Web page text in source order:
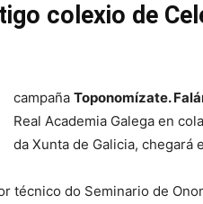
colexio de
campaña Toponomízate.
Real Academia Galega en
da Xunta de Galicia, chegará
técnico do Seminario de